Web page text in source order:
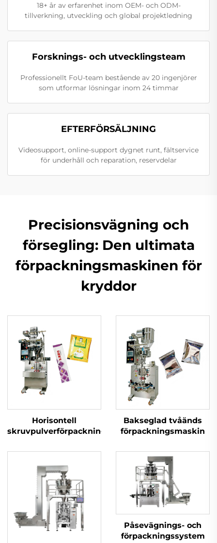
18+ år av erfarenhet inom OEM- och ODM-
tillverkning, utveckling och global projektledning
Forsknings- och utvecklingsteam
Professionellt FoU-team bestående av 20 ingenjörer
som utformar lösningar inom 24 timmar
EFTERFÖRSÄLJNING
Videosupport, online-support dygnet runt, fältservice
för underhåll och reparation, reservdelar
Precisionsvägning och
försegling: Den ultimata
förpackningsmaskinen för
kryddor
Horisontell
skruvpulverförpackningsmaskin
Bakseglad tvåänds
förpackningsmaskin
Påsevägnings- och
förpackningssystem